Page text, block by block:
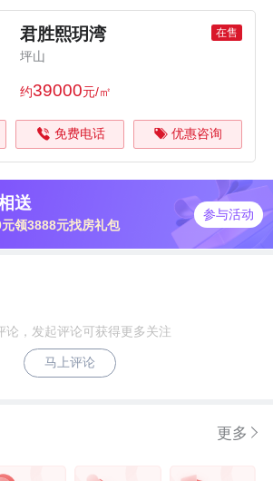
山综合体（建设中）等项
聚一批如万豪酒店等高端商
线3公里范围内有3个一级及
深圳市坪山区人民医院距
里，深圳市龙岗区骨科医院
，项目居民的医疗需求可
附近有日新小学，新合实验
学，锦龙小学，中山中学，
的坪山高中园今年9月1日
深圳实验学校承办，并命名
君胜熙玥湾 在售
坪山
约39000元/㎡
免费电话 优惠咨询
送
领3888元找房礼包
参与活动
论，发起评论可获得更多关注
马上评论
更多